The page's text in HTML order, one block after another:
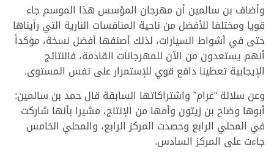
وأضاف بن سالمين أن مهرجان المؤسس هذا الموسم جاء
قويا ومختلفا للأفضل من ناحية المنافسات النارية التي رأيناها
حتى في أشواط السيارات، لذلك أصنفها أفضل نسخة، مؤكداً
أنهم يستعدون من الآن للمهرجانات القادمة، فالنتائج
الإيجابية تعطينا دافع قوي للإستمرار على نفس المستوى.
وعن سلالة “غرام” واشتراكاتها السابقة قال حمد بن سالمين:
أبوها وضاح بن زيتون وأمها من الإنتاج، مشيرا بأنها شاركت
في المحلي الرابع وحصدت المركز الرابع، والمحلي الخامس
جاءت على المركز السادس.